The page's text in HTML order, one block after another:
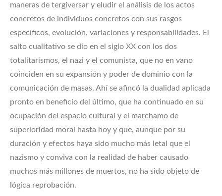
maneras de tergiversar y eludir el análisis de los actos
concretos de individuos concretos con sus rasgos
específicos, evolución, variaciones y responsabilidades. El
salto cualitativo se dio en el siglo XX con los dos
totalitarismos, el nazi y el comunista, que no en vano
coinciden en su expansión y poder de dominio con la
comunicación de masas. Ahí se afincó la dualidad aplicada
pronto en beneficio del último, que ha continuado en su
ocupación del espacio cultural y el marchamo de
superioridad moral hasta hoy y que, aunque por su
duración y efectos haya sido mucho más letal que el
nazismo y conviva con la realidad de haber causado
muchos más millones de muertos, no ha sido objeto de
lógica reprobación.